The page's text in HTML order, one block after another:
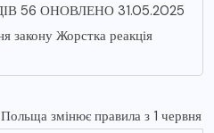
56 ОНОВЛЕНО 31.05.2025
закону Жорстка реакція